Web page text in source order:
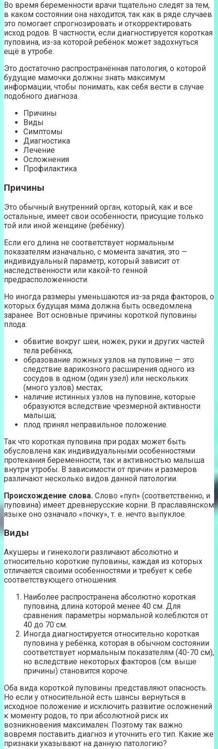
Во время беременности врачи тщательно следят за тем,
в каком состоянии она находится, так как в ряде случаев
это помогает спрогнозировать и откорректировать
исход родов. В частности, если диагностируется короткая
пуповина, из-за которой ребёнок может задохнуться
ещё в утробе.
Это достаточно распространённая патология, о которой
будущие мамочки должны знать максимум
информации, чтобы понимать, как себя вести в случае
подобного диагноза.
Причины
Виды
Симптомы
Диагностика
Лечение
Осложнения
Профилактика
Причины
Это обычный внутренний орган, который, как и все
остальные, имеет свои особенности, присущие только
той или иной женщине (ребёнку).
Если его длина не соответствует нормальным
показателям изначально, с момента зачатия, это —
индивидуальный параметр, который зависит от
наследственности или какой-то генной
предрасположенности.
Но иногда размеры уменьшаются из-за ряда факторов, о
которых будущая мама должна быть осведомлена
заранее. Вот основные причины короткой пуповины
плода:
обвитие вокруг шеи, ножек, руки и других частей
тела ребёнка;
образование ложных узлов на пуповине — это
следствие варикозного расширения одного из
сосудов в одном (один узел) или нескольких
(много узлов) местах;
наличие истинных узлов на пуповине, которые
образуются вследствие чрезмерной активности
малыша;
плод принял неправильное положение.
Так что короткая пуповина при родах может быть
обусловлена как индивидуальными особенностями
протекания беременности, так и активностью малыша
внутри утробы. В зависимости от причин и размеров
различают несколько видов данной патологии.
Происхождение слова. Слово «пуп» (соответственно, и
пуповина) имеет древнерусские корни. В праславянском
языке оно означало «почку», т. е. нечто выпуклое.
Виды
Акушеры и гинекологи различают абсолютно и
относительно короткие пуповины, каждая из которых
отличается своими особенностями и требует к себе
соответствующего отношения.
Наиболее распространена абсолютно короткая
пуповина, длина которой менее 40 см. Для
сравнения: параметры нормальной колеблются от
40 до 70 см.
Иногда диагностируется относительно короткая
пуповина у ребёнка, которая в обычном состоянии
соответствует нормальным показателям (40-70 см),
но вследствие некоторых факторов (см. выше
причины) становится короче.
Оба вида короткой пуповины представляют опасность.
Но если у относительной есть шансы вернуться в
исходное положение и исключить развитие осложнений
к моменту родов, то при абсолютной риск их
возникновения максимален. Поэтому так важно
вовремя поставить диагноз и уточнить его тип. Какие же
признаки указывают на данную патологию?